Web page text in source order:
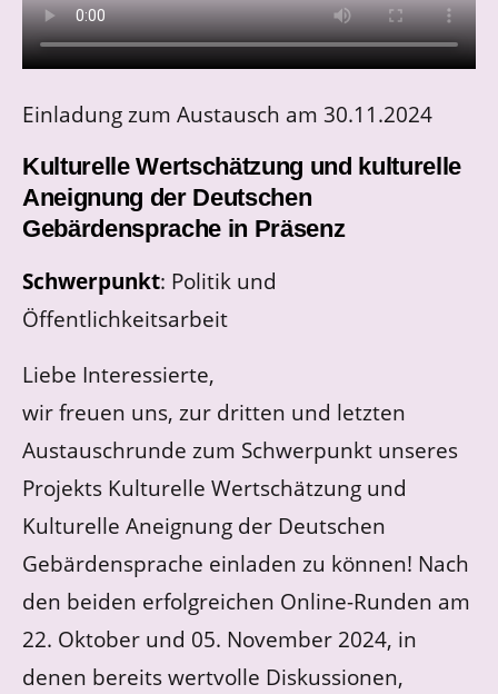
Einladung zum Austausch am 30.11.2024
Kulturelle Wertschätzung und kulturelle
Aneignung der Deutschen
Gebärdensprache in Präsenz
Schwerpunkt: Politik und
Öffentlichkeitsarbeit
Liebe Interessierte,
wir freuen uns, zur dritten und letzten
Austauschrunde zum Schwerpunkt unseres
Projekts Kulturelle Wertschätzung und
Kulturelle Aneignung der Deutschen
Gebärdensprache einladen zu können! Nach
den beiden erfolgreichen Online-Runden am
22. Oktober und 05. November 2024, in
denen bereits wertvolle Diskussionen,